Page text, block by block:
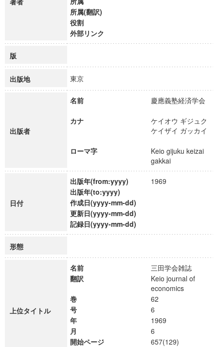
所属(翻訳)
役割
外部リンク
版
出版地 東京
出版者
名前 慶應義塾経済学会
カナ
ケイオウ ギジュク
ケイザイ ガッカイ
ローマ字
Keio gijuku keizai
gakkai
日付
出版年(from:yyyy)
1969
出版年(to:yyyy)
作成日(yyyy-mm-dd)
更新日(yyyy-mm-dd)
記録日(yyyy-mm-dd)
形態
上位タイトル
名前
三田学会雑誌
翻訳
Keio journal of
economics
巻
62
号
6
年
1969
月
6
開始ページ
657(129)